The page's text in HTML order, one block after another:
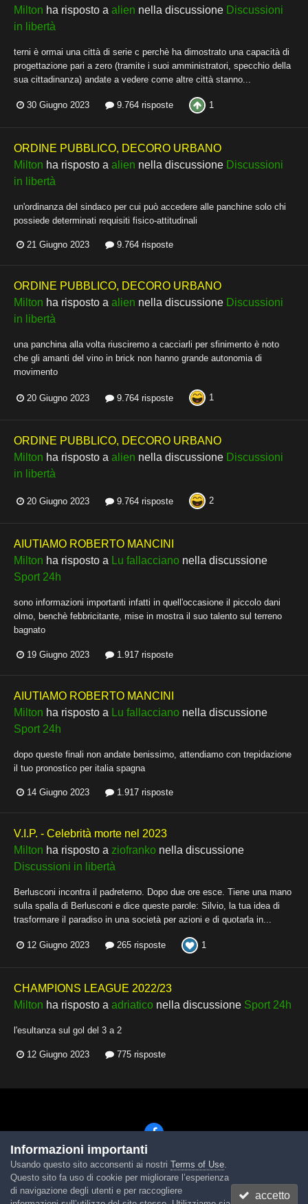
Milton ha risposto a alien nella discussione Discussioni
in libertà
terni è ormai una città di serie c perchè ha dimostrato una capacità di
progettazione pari a zero (tramite i suoi amministratori, specchio della
sua cittadinanza) andate a vedere come altre città stanno...
30 Giugno 2023 9.764 risposte 1
ORDINE PUBBLICO, DECORO URBANO
Milton ha risposto a alien nella discussione Discussioni
in libertà
un'ordinanza del sindaco per cui può accedere alle panchine solo chi
possiede determinati requisiti fisico-attitudinali
21 Giugno 2023 9.764 risposte
ORDINE PUBBLICO, DECORO URBANO
Milton ha risposto a alien nella discussione Discussioni
in libertà
una panchina alla volta riusciremo a cacciarli per sfinimento è noto
che gli amanti del vino in brick non hanno grande autonomia di
movimento
20 Giugno 2023 9.764 risposte 1
ORDINE PUBBLICO, DECORO URBANO
Milton ha risposto a alien nella discussione Discussioni
in libertà
20 Giugno 2023 9.764 risposte 2
AIUTIAMO ROBERTO MANCINI
Milton ha risposto a Lu fallacciano nella discussione
Sport 24h
sono informazioni importanti infatti in quell'occasione il piccolo dani
olmo, benchè febbricitante, mise in mostra il suo talento sul terreno
bagnato
19 Giugno 2023 1.917 risposte
AIUTIAMO ROBERTO MANCINI
Milton ha risposto a Lu fallacciano nella discussione
Sport 24h
dopo queste finali non andate benissimo, attendiamo con trepidazione
il tuo pronostico per italia spagna
14 Giugno 2023 1.917 risposte
V.I.P. - Celebrità morte nel 2023
Milton ha risposto a ziofranko nella discussione
Discussioni in libertà
Berlusconi incontra il padreterno. Dopo due ore esce. Tiene una mano
sulla spalla di Berlusconi e dice queste parole: Silvio, la tua idea di
trasformare il paradiso in una società per azioni e di quotarla in...
12 Giugno 2023 265 risposte 1
CHAMPIONS LEAGUE 2022/23
Milton ha risposto a adriatico nella discussione Sport 24h
l'esultanza sul gol del 3 a 2
12 Giugno 2023 775 risposte
Lingua Tema Contattaci Cookies
Powered by Invision Community
Informazioni importanti
Usando questo sito acconsenti ai nostri Terms of Use.
Questo sito fa uso di cookie per migliorare l’esperienza
di navigazione degli utenti e per raccogliere
accetto